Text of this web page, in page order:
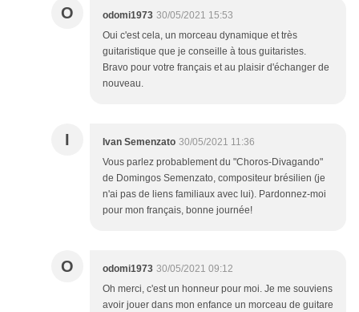
O odomi1973 30/05/2021 15:53
Oui c'est cela, un morceau dynamique et très
guitaristique que je conseille à tous guitaristes.
Bravo pour votre français et au plaisir d'échanger de
nouveau.
I Ivan Semenzato 30/05/2021 11:36
Vous parlez probablement du "Choros-Divagando"
de Domingos Semenzato, compositeur brésilien (je
n'ai pas de liens familiaux avec lui). Pardonnez-moi
pour mon français, bonne journée!
O odomi1973 30/05/2021 09:12
Oh merci, c'est un honneur pour moi. Je me souviens
avoir jouer dans mon enfance un morceau de guitare